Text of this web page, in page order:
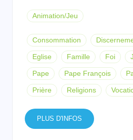
Animation/Jeu
Consommation
Eglise Famille Foi
Pape Pape François
Prière Religions
PLUS D'INFOS